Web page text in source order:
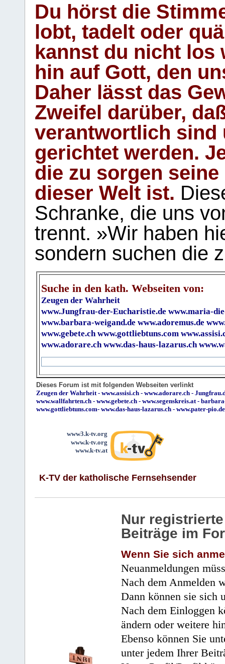
Du hörst die
lobt, tadelt oder
kannst du nicht los
hin auf Gott, den
Daher lässt das
Zweifel darüber,
verantwortlich sind
gerichtet werden.
die zu sorgen
dieser Welt ist.
Schranke, die uns
trennt. »Wir haben
sondern suchen die
Suche in den kath. Webseiten von:
Zeugen der Wahrheit
www.Jungfrau-der-Eucharistie.de www.maria-
www.barbara-weigand.de www.adoremus.de
www.gebete.ch www.gottliebtuns.com
www.adorare.ch www.das-haus-lazarus.ch
Dieses Forum ist mit folgenden Webseiten verlinkt
Zeugen der Wahrheit - www.assisi.ch - www.adorare.ch -
www.wallfahrten.ch - www.gebete.ch - www.segenskreis.at -
www.gottliebtuns.com- www.das-haus-lazarus.ch - www.pater-pio.de
www3.k-tv.org
www.k-tv.org
www.k-tv.at
K-TV der katholische Fernsehsender
Nur
Beiträge im
Wenn Sie sich
Neuanmeldungen
Nach dem Anmelden
Dann können sie sich
Nach dem Einloggen
ändern oder weitere
Ebenso können Sie
unter jedem Ihrer